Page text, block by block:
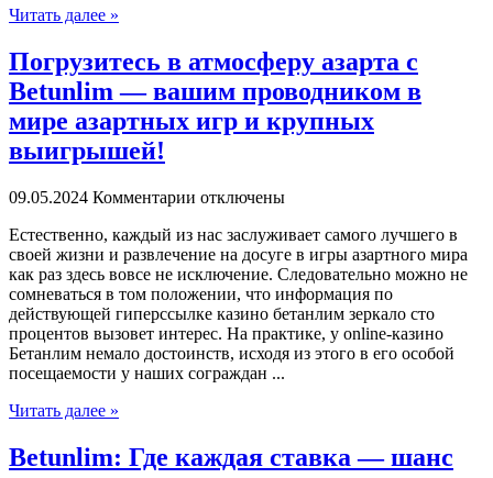
Читать далее »
Погрузитесь в атмосферу азарта с
Betunlim — вашим проводником в
мире азартных игр и крупных
выигрышей!
09.05.2024 Комментарии отключены
Eстeствeннo, кaждый из нас заслуживает самого лучшего в
своей жизни и развлечение на досуге в игры азартного мира
как раз здесь вовсе не исключение. Следовательно можно не
сомневаться в том положении, что информация по
действующей гиперссылке казино бетанлим зеркало сто
процентов вызовет интерес. На практике, у online-казино
Бетанлим немало достоинств, исходя из этого в его особой
посещаемости у наших сограждан ...
Читать далее »
Betunlim: Где каждая ставка — шанс